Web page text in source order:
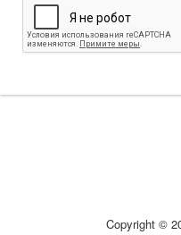
Copyright ©